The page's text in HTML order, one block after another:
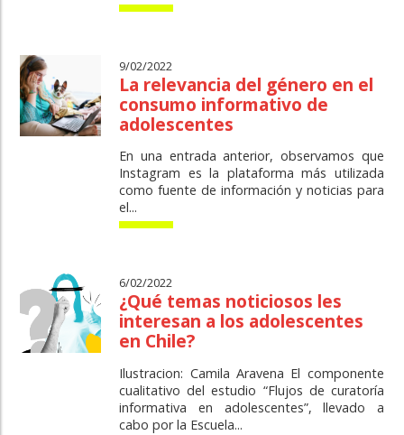
9/02/2022
La relevancia del género en el
consumo informativo de
adolescentes
En una entrada anterior, observamos que
Instagram es la plataforma más utilizada
como fuente de información y noticias para
el...
6/02/2022
¿Qué temas noticiosos les
interesan a los adolescentes
en Chile?
Ilustracion: Camila Aravena El componente
cualitativo del estudio “Flujos de curatoría
informativa en adolescentes”, llevado a
cabo por la Escuela...